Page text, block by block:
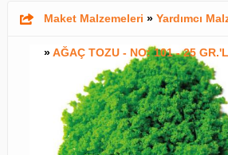
Maket Malzemeleri » Yardımcı
»AĞAÇ TOZU - NO: 101 - 25